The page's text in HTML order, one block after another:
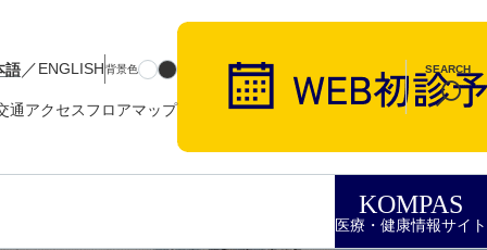
語／ENGLISH背景色
通アクセスフロアマップ
SEARCH
KOMPAS
医療・健康情報サイト